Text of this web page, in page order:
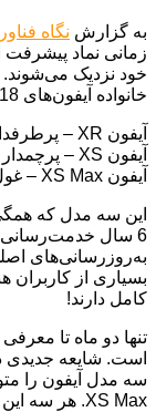
به گزارش نگاه
زمانی نماد پیشرفت
خانواده آیفون‌های 2018 خبر داده‌اند:
آیفون XR – پرطرفدارترین مدل اقتصادی
آیفون XS – پرچمدار فشرده آن سال
آیفون XS Max – غول صفحه‌نمایش بزرگ
6 سال
به‌روزرسانی‌های
بسیاری از کاربران
کامل دارند!
XS Max. هر سه این گوشی‌ها در سپتامبر 2018 عرضه شدند.